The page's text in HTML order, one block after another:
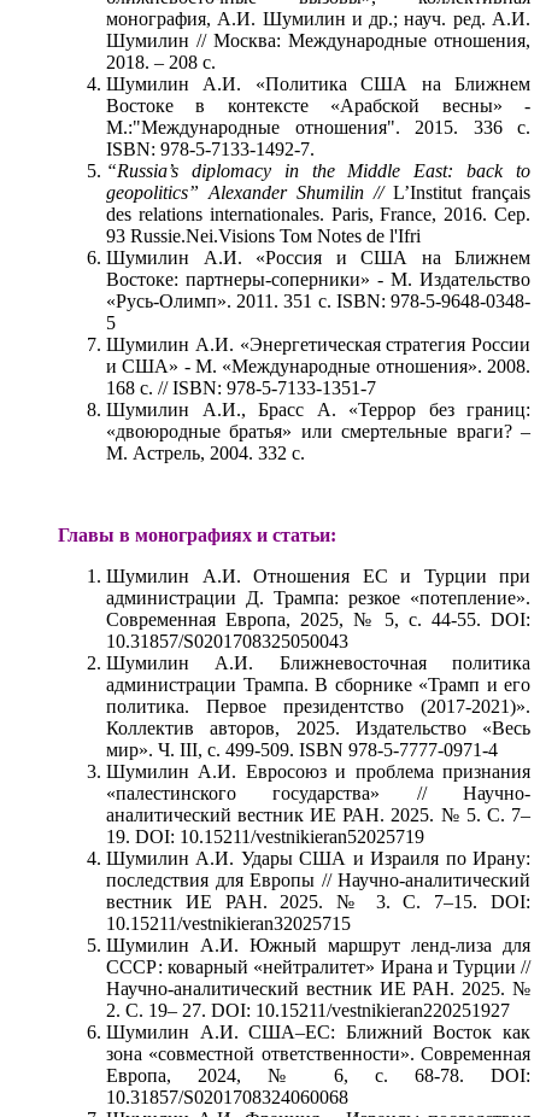
монография, А.И. Шумилин и др.; науч. ред. А.И.
Шумилин // Москва: Международные отношения,
2018. – 208 с.
Шумилин А.И. «Политика США на Ближнем
Востоке в контексте «Арабской весны» -
М.:"Международные отношения". 2015. 336 с.
ISBN: 978-5-7133-1492-7.
“Russia’s diplomacy in the Middle East: back to
geopolitics” Alexander Shumilin // L’Institut français
des relations internationales. Paris, France, 2016. Сер.
93 Russie.Nei.Visions Том Notes de l'Ifri
Шумилин А.И. «Россия и США на Ближнем
Востоке: партнеры-соперники» - М. Издательство
«Русь-Олимп». 2011. 351 с. ISBN: 978-5-9648-0348-
5
Шумилин А.И. «Энергетическая стратегия России
и США» - М. «Международные отношения». 2008.
168 с. // ISBN: 978-5-7133-1351-7
Шумилин А.И., Брасс А. «Террор без границ:
«двоюродные братья» или смертельные враги? –
М. Астрель, 2004. 332 с.
Главы в монографиях и статьи:
Шумилин А.И. Отношения ЕС и Турции при
администрации Д. Трампа: резкое «потепление».
Современная Европа, 2025, № 5, с. 44-55. DOI:
10.31857/S0201708325050043
Шумилин А.И. Ближневосточная политика
администрации Трампа. В сборнике «Трамп и его
политика. Первое президентство (2017-2021)».
Коллектив авторов, 2025. Издательство «Весь
мир». Ч. III, c. 499-509. ISBN 978-5-7777-0971-4
Шумилин А.И. Евросоюз и проблема признания
«палестинского государства» // Научно-
аналитический вестник ИЕ РАН. 2025. № 5. С. 7–
19. DOI: 10.15211/vestnikieran52025719
Шумилин А.И. Удары США и Израиля по Ирану:
последствия для Европы // Научно-аналитический
вестник ИЕ РАН. 2025. № 3. С. 7–15. DOI:
10.15211/vestnikieran32025715
Шумилин А.И. Южный маршрут ленд-лиза для
СССР: коварный «нейтралитет» Ирана и Турции //
Научно-аналитический вестник ИЕ РАН. 2025. №
2. С. 19– 27. DOI: 10.15211/vestnikieran220251927
Шумилин А.И. США‒ЕС: Ближний Восток как
зона «совместной ответственности». Современная
Европа, 2024, № 6, с. 68-78. DOI:
10.31857/S0201708324060068